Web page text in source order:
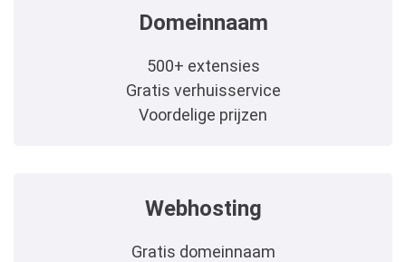
Domeinnaam
500+ extensies
Gratis verhuisservice
Voordelige prijzen
Webhosting
Gratis domeinnaam